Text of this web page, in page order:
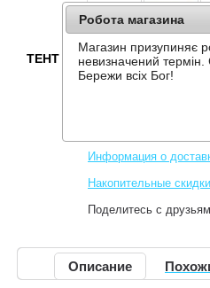
ТЕНТ СО СТОЙКАМИ TRAMP
Информация о
Накопительные скидки
Поделитесь с
Описание
Робота магазина
Магазин призупиняє
невизначений термін.
Бережи всіх Бог!